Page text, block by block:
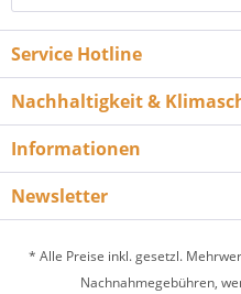
Service Hotline
Nachhaltigkeit &
Informationen
Newsletter
* Alle Preise inkl. gesetzl.
Nachnahmegebühren,